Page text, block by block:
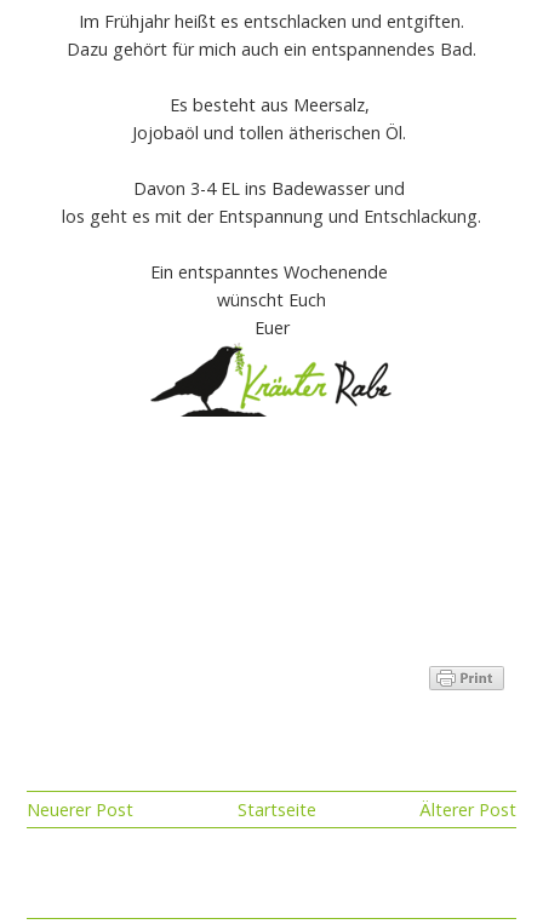
Im Frühjahr heißt es entschlacken und entgiften.
Dazu gehört für mich auch ein entspannendes Bad.
Es besteht aus Meersalz,
Jojobaöl und tollen ätherischen Öl.
Davon 3-4 EL ins Badewasser und
los geht es mit der Entspannung und Entschlackung.
Ein entspanntes Wochenende
wünscht Euch
Euer
Neuerer Post Älterer Post
Startseite